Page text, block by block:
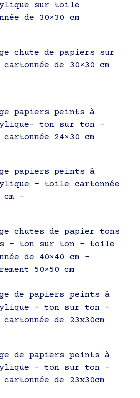
sur toile
de 30×30 cm
chute de papiers sur
de 30×30 cm
papiers peints à
ton sur ton –
24×30 cm
papiers peints à
– toile cartonnée
cm –
chutes de papier tons
– ton sur ton – toile
de 40×40 cm –
50×50 cm
de papiers peints à
– ton sur ton –
de 23x30cm
de papiers peints à
– ton sur ton –
de 23x30cm